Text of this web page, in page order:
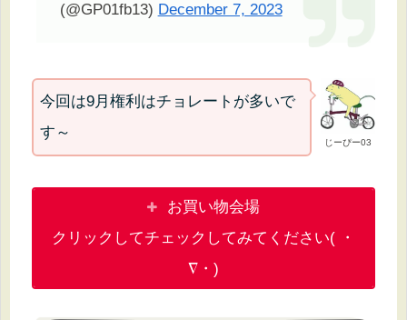
(@GP01fb13) December 7, 2023
じーぴー03
今回は9月権利はチョレートが多いで
す～
お買い物会場
クリックしてチェックしてみてください( ・
∇・)